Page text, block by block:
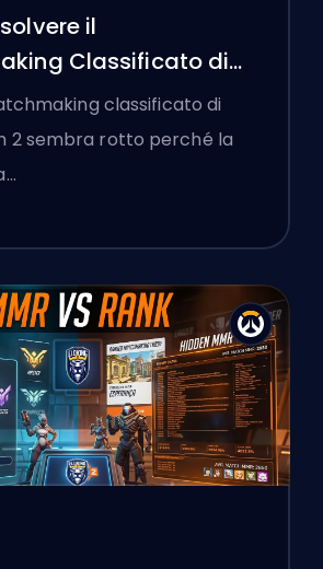
il
Classificato di
2 e le Lobby a
classificato di
2 sembra rotto perché la